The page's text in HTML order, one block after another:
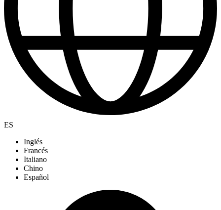
ES
Inglés
Francés
Italiano
Chino
Español